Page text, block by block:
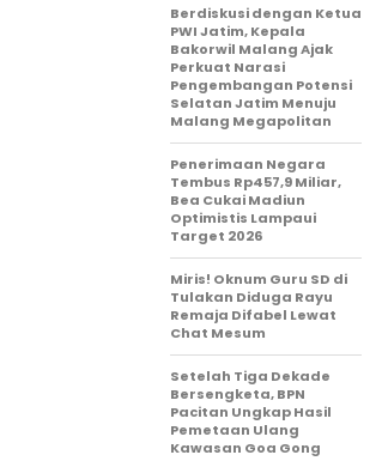
Berdiskusi dengan Ketua
PWI Jatim, Kepala
Bakorwil Malang Ajak
Perkuat Narasi
Pengembangan Potensi
Selatan Jatim Menuju
Malang Megapolitan
Penerimaan Negara
Tembus Rp457,9 Miliar,
Bea Cukai Madiun
Optimistis Lampaui
Target 2026
Miris! Oknum Guru SD di
Tulakan Diduga Rayu
Remaja Difabel Lewat
Chat Mesum
Setelah Tiga Dekade
Bersengketa, BPN
Pacitan Ungkap Hasil
Pemetaan Ulang
Kawasan Goa Gong